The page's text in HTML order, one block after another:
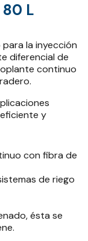
L
la inyección
diferencial de
continuo
y
con fibra de
de riego
ésta se